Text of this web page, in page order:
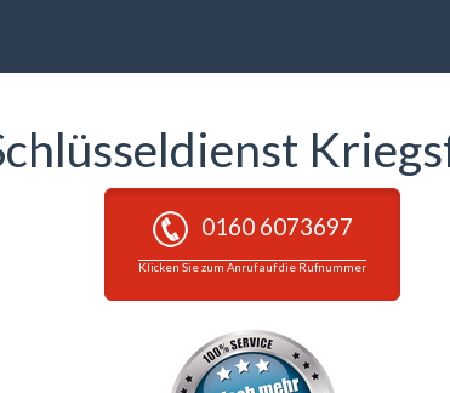
0160 6073697
Klicken Sie zum Anruf auf die Rufnummer